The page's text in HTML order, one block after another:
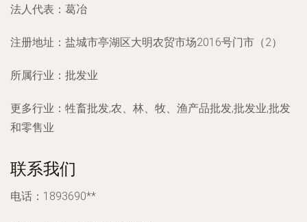
法人代表： 葛冶
注册地址： 盐城市亭湖区大明农贸市场2016号门市（2）
所属行业： 批发业
更多行业： 牲畜批发,农、林、牧、渔产品批发,批发业,批发
和零售业
联系我们
电话：1893690**